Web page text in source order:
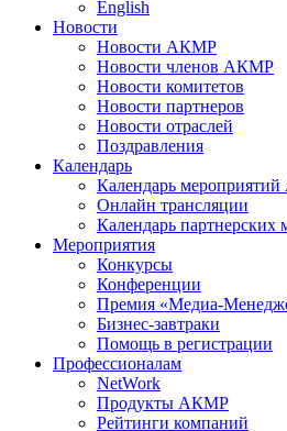
English
Новости
Новости АКМР
Новости членов АКМР
Новости комитетов
Новости партнеров
Новости отраслей
Поздравления
Календарь
Календарь
Онлайн трансляции
Календарь партнерских
Мероприятия
Конкурсы
Конференции
Премия «Медиа-
Бизнес-завтраки
Помощь в регистрации
Профессионалам
NetWork
Продукты АКМР
Рейтинги компаний